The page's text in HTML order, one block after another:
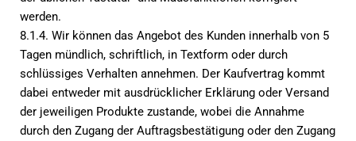
werden.
8.1.4. Wir können das Angebot des Kunden innerhalb von 5
Tagen mündlich, schriftlich, in Textform oder durch
schlüssiges Verhalten annehmen. Der Kaufvertrag kommt
dabei entweder mit ausdrücklicher Erklärung oder Versand
der jeweiligen Produkte zustande, wobei die Annahme
durch den Zugang der Auftragsbestätigung oder den Zugang